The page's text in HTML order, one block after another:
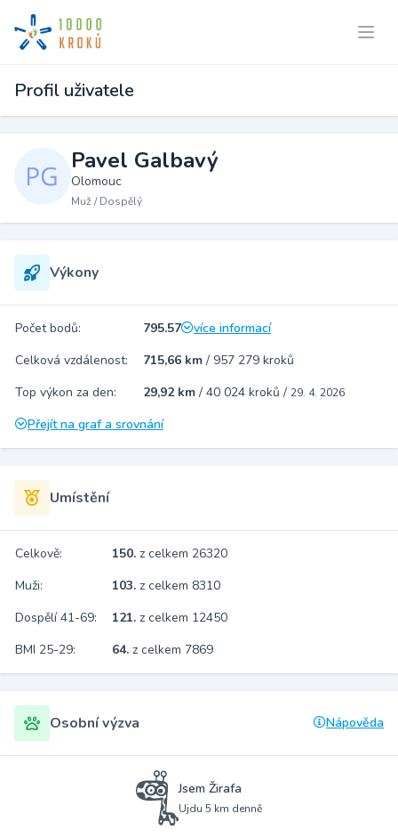
Profil uživatele
Pavel Galbavý
Olomouc
Muž / Dospělý
Výkony
Počet bodů: 795.57
více informací
Celková vzdálenost:
715,66 km / 957 279 kroků
Top výkon za den:
29,92 km / 40 024 kroků / 29. 4. 2026
Přejít na graf a srovnání
Umístění
Celkově: 150. z celkem 26320
Muži:
103. z celkem 8310
Dospělí 41-69:
121. z celkem 12450
BMI 25-29:
64. z celkem 7869
Osobní výzva Nápověda
Jsem Žirafa
Ujdu 5 km denně